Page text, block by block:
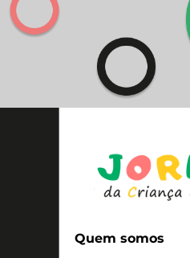
Quem somos